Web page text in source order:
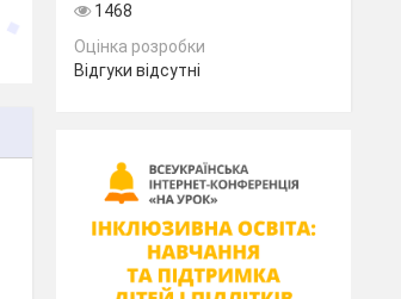
1468
Оцінка розробки
Відгуки відсутні